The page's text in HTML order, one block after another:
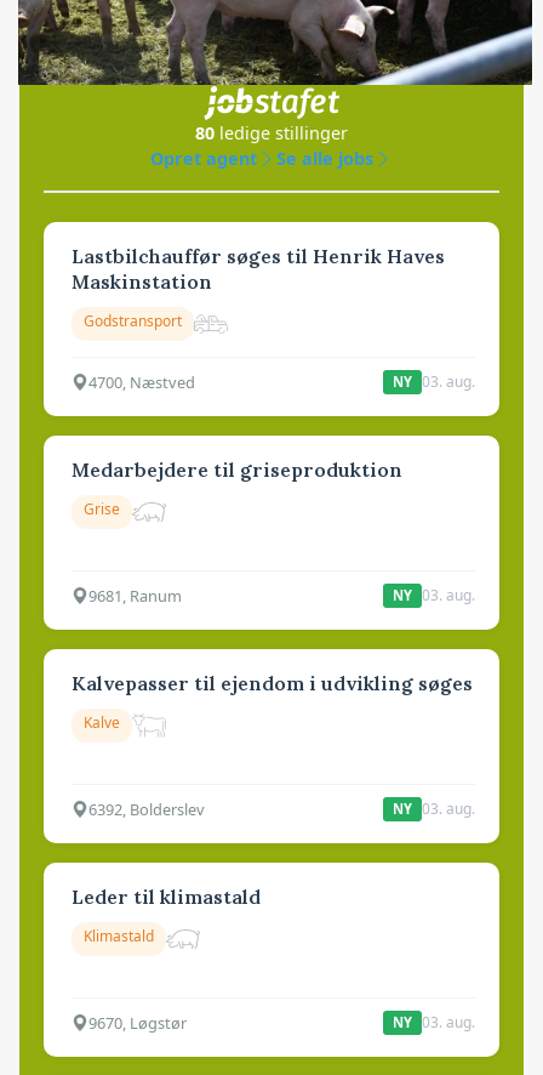
Jobs
i samarbejde med
80 ledige stillinger
Opret agent
Se alle jobs
Lastbilchauffør søges til Henrik Haves
Maskinstation
Godstransport
4700, Næstved NY 03. aug.
Medarbejdere til griseproduktion
Grise
9681, Ranum NY 03. aug.
Kalvepasser til ejendom i udvikling søges
Kalve
6392, Bolderslev NY 03. aug.
Leder til klimastald
Klimastald
9670, Løgstør NY 03. aug.